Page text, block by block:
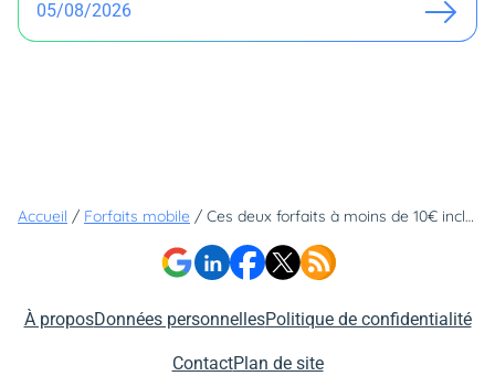
05/08/2026
Accueil / Forfaits mobile / Ces deux forfaits à moins de 10€ incluent le réseau d'Orange - l'un deux n'est pas chez Sosh
À proposDonnées personnellesPolitique de confidentialité
ContactPlan de site